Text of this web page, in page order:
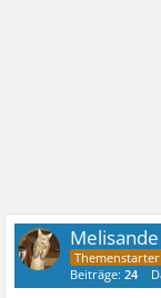
Melisande
Beiträge:24